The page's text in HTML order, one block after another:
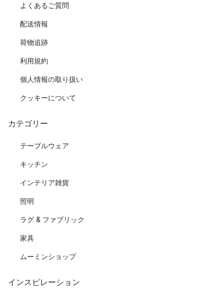
よくあるご質問
配送情報
荷物追跡
利用規約
個人情報の取り扱い
クッキーについて
カテゴリー
テーブルウェア
キッチン
インテリア雑貨
照明
ラグ & ファブリック
家具
ムーミンショップ
インスピレーション